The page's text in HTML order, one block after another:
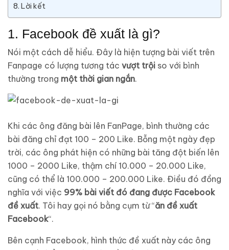
8. Lời kết
1. Facebook đề xuất là gì?
Nói một cách dễ hiểu. Đây là hiện tượng bài viết trên
Fanpage có lượng tương tác vượt trội so với bình
thường trong một thời gian ngắn.
Khi các ông đăng bài lên FanPage, bình thường các
bài đăng chỉ đạt 100 – 200 Like. Bỗng một ngày đẹp
trời, các ông phát hiện có những bài tăng đột biến lên
1000 – 2000 Like, thậm chí 10.000 – 20.000 Like,
cũng có thể là 100.000 – 200.000 Like. Điều đó đồng
nghĩa với việc 99% bài viết đó đang được Facebook
đề xuất. Tôi hay gọi nó bằng cụm từ “ăn đề xuất
Facebook“.
Bên cạnh Facebook, hình thức đề xuất này các ông